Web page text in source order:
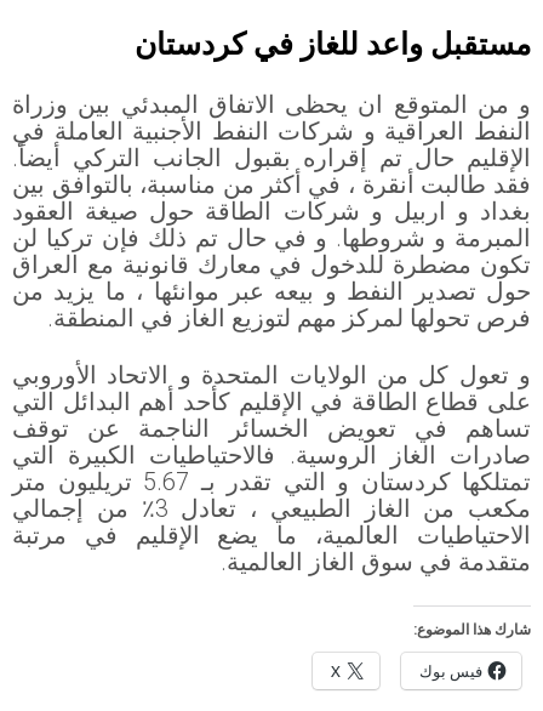
مستقبل واعد للغاز في كردستان
و من المتوقع ان يحظى الاتفاق المبدئي بين وزراة
النفط العراقية و شركات النفط الأجنبية العاملة في
الإقليم حال تم إقراره بقبول الجانب التركي أيضاً.
فقد طالبت أنقرة ، في أكثر من مناسبة، بالتوافق بين
بغداد و اربيل و شركات الطاقة حول صيغة العقود
المبرمة و شروطها. و في حال تم ذلك فإن تركيا لن
تكون مضطرة للدخول في معارك قانونية مع العراق
حول تصدير النفط و بيعه عبر موانئها ، ما يزيد من
فرص تحولها لمركز مهم لتوزيع الغاز في المنطقة.
و تعول كل من الولايات المتحدة و الاتحاد الأوروبي
على قطاع الطاقة في الإقليم كأحد أهم البدائل التي
تساهم في تعويض الخسائر الناجمة عن توقف
صادرات الغاز الروسية. فالاحتياطيات الكبيرة التي
تمتلكها كردستان و التي تقدر بـ 5.67 تريليون متر
مكعب من الغاز الطبيعي ، تعادل 3٪ من إجمالي
الاحتياطيات العالمية، ما يضع الإقليم في مرتبة
متقدمة في سوق الغاز العالمية.
شارك هذا الموضوع:
فيس بوك X